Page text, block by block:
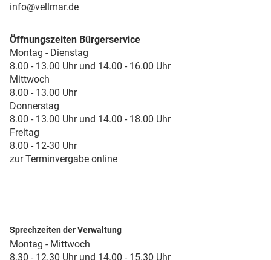
info@vellmar.de
Öffnungszeiten Bürgerservice
Montag - Dienstag
8.00 - 13.00 Uhr und 14.00 - 16.00 Uhr
Mittwoch
8.00 - 13.00 Uhr
Donnerstag
8.00 - 13.00 Uhr und 14.00 - 18.00 Uhr
Freitag
8.00 - 12-30 Uhr
zur Terminvergabe online
Sprechzeiten der Verwaltung
Montag - Mittwoch
8.30 - 12.30 Uhr und 14.00 - 15.30 Uhr